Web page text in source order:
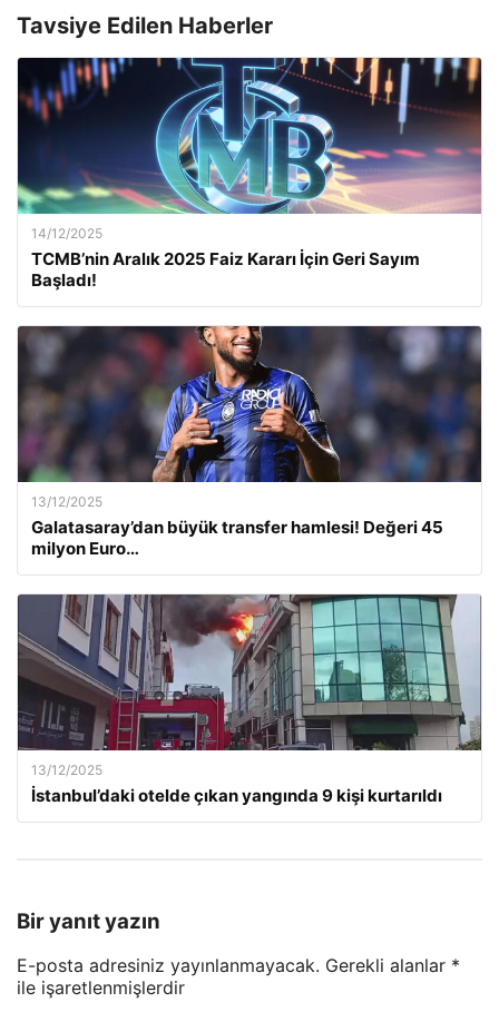
Tavsiye Edilen Haberler
14/12/2025
TCMB’nin Aralık 2025 Faiz Kararı İçin Geri Sayım
Başladı!
13/12/2025
Galatasaray’dan büyük transfer hamlesi! Değeri 45
milyon Euro…
13/12/2025
İstanbul’daki otelde çıkan yangında 9 kişi kurtarıldı
Bir yanıt yazın
E-posta adresiniz yayınlanmayacak. Gerekli alanlar *
ile işaretlenmişlerdir